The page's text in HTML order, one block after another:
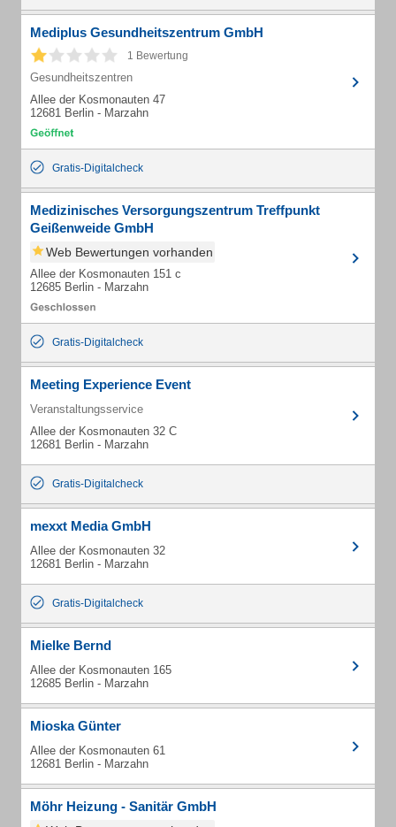
Mediplus Gesundheitszentrum GmbH
1 Bewertung
Gesundheitszentren
Allee der Kosmonauten 47
12681 Berlin - Marzahn
Gratis-Digitalcheck
Medizinisches Versorgungszentrum Treffpunkt
Geißenweide GmbH
Web Bewertungen vorhanden
Allee der Kosmonauten 151 c
12685 Berlin - Marzahn
Gratis-Digitalcheck
Meeting Experience Event
Veranstaltungsservice
Allee der Kosmonauten 32 C
12681 Berlin - Marzahn
Gratis-Digitalcheck
mexxt Media GmbH
Allee der Kosmonauten 32
12681 Berlin - Marzahn
Gratis-Digitalcheck
Mielke Bernd
Allee der Kosmonauten 165
12685 Berlin - Marzahn
Mioska Günter
Allee der Kosmonauten 61
12681 Berlin - Marzahn
Möhr Heizung - Sanitär GmbH